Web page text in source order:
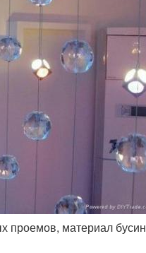
проемов, материал